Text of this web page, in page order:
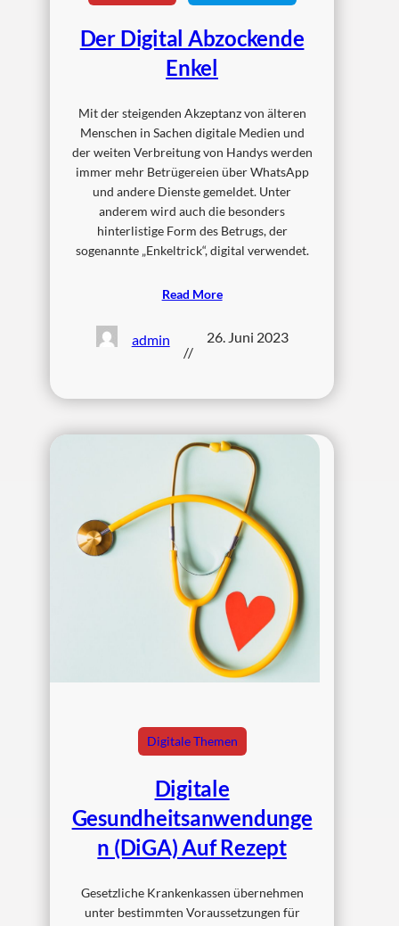
Der Digital Abzockende
Enkel
Mit der steigenden Akzeptanz von älteren
Menschen in Sachen digitale Medien und
der weiten Verbreitung von Handys werden
immer mehr Betrügereien über WhatsApp
und andere Dienste gemeldet. Unter
anderem wird auch die besonders
hinterlistige Form des Betrugs, der
sogenannte „Enkeltrick“, digital verwendet.
Read More
admin
//
26. Juni 2023
Digitale Themen
Digitale
Gesundheitsanwendunge
N (DiGA) Auf Rezept
Gesetzliche Krankenkassen übernehmen
unter bestimmten Voraussetzungen für